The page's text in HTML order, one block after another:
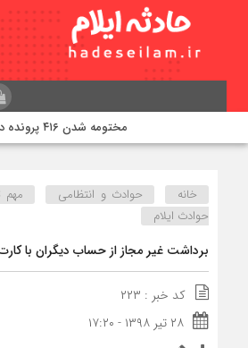
مختومه شدن ۴۱۶ پرونده در هیئت‌های صلح ایلام
خانه حوادث و انتظامی
مهم
حوادث ایلام
برداشت غیر مجاز از حساب دیگران با
کد خبر : ۲۲۳
۲۸ تیر ۱۳۹۸ - ۱۷:۲۰